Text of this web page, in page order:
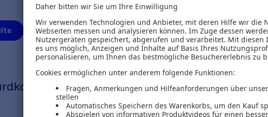
zur Bilanzierung und Prüfung